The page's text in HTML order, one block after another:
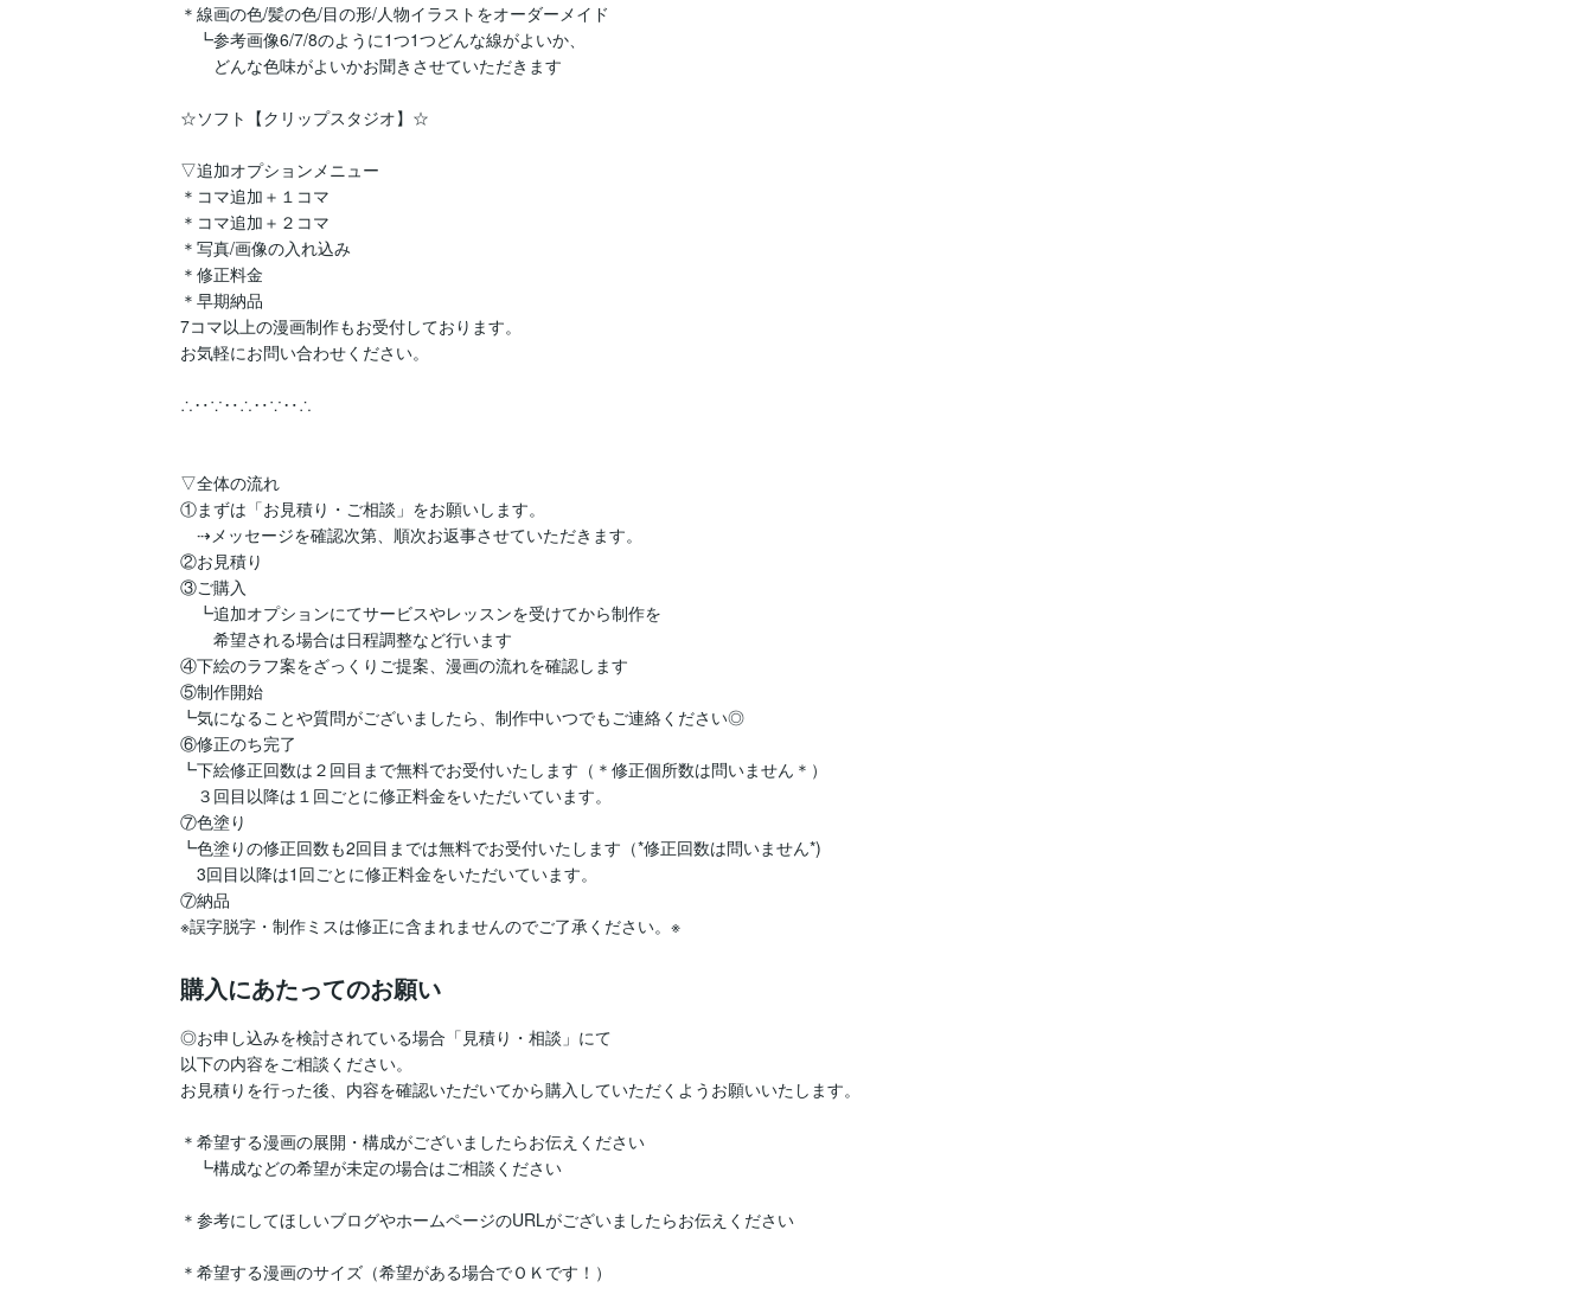
＊線画の色/髪の色/目の形/人物イラストをオーダーメイド
┗参考画像6/7/8のように1つ1つどんな線がよいか、
どんな色味がよいかお聞きさせていただきます
☆ソフト【クリップスタジオ】☆
▽追加オプションメニュー
＊コマ追加＋１コマ
＊コマ追加＋２コマ
＊写真/画像の入れ込み
＊修正料金
＊早期納品
7コマ以上の漫画制作もお受付しております。
お気軽にお問い合わせください。
∴‥∵‥∴‥∵‥∴
▽全体の流れ
①まずは「お見積り・ご相談」をお願いします。
⇢メッセージを確認次第、順次お返事させていただきます。
②お見積り
③ご購入
┗追加オプションにてサービスやレッスンを受けてから制作を
希望される場合は日程調整など行います
④下絵のラフ案をざっくりご提案、漫画の流れを確認します
⑤制作開始
┗気になることや質問がございましたら、制作中いつでもご連絡ください◎
⑥修正のち完了
┗下絵修正回数は２回目まで無料でお受付いたします（＊修正個所数は問いません＊）
３回目以降は１回ごとに修正料金をいただいています。
⑦色塗り
┗色塗りの修正回数も2回目までは無料でお受付いたします（*修正回数は問いません*)
3回目以降は1回ごとに修正料金をいただいています。
⑦納品
※誤字脱字・制作ミスは修正に含まれませんのでご了承ください。※
購入にあたってのお願い
◎お申し込みを検討されている場合「見積り・相談」にて
以下の内容をご相談ください。
お見積りを行った後、内容を確認いただいてから購入していただくようお願いいたします。
＊希望する漫画の展開・構成がございましたらお伝えください
┗構成などの希望が未定の場合はご相談ください
＊参考にしてほしいブログやホームページのURLがございましたらお伝えください
＊希望する漫画のサイズ（希望がある場合でＯＫです！）